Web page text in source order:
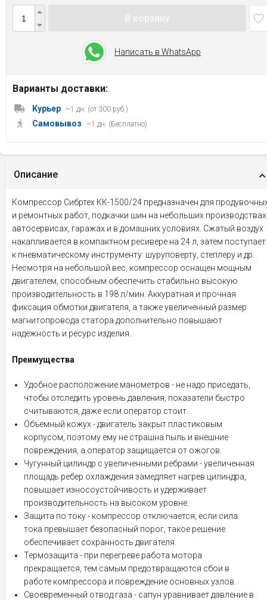
Написать в WhatsApp
Варианты доставки:
Курьер ~1 дн. (от 300 руб.)
Самовывоз ~1 дн. (Бесплатно)
Описание
Компрессор Сибртех КК-1500/24 предназначен для
и ремонтных работ, подкачки шин на небольших
автосервисах, гаражах и в домашних условиях. Сжатый воздух
накапливается в компактном ресивере на 24 л, затем поступает
к пневматическому инструменту: шуруповерту, степлеру и др.
Несмотря на небольшой вес, компрессор оснащен мощным
двигателем, способным обеспечить стабильно высокую
производительность в 198 л/мин. Аккуратная и прочная
фиксация обмотки двигателя, а также увеличенный размер
магнитопровода статора дополнительно повышают
надежность и ресурс изделия.
Преимущества
Удобное расположение манометров - не надо приседать,
чтобы отследить уровень давления, показатели быстро
считываются, даже если оператор стоит.
Объемный кожух - двигатель закрыт пластиковым
корпусом, поэтому ему не страшна пыль и внешние
повреждения, а оператор защищается от ожогов.
Чугунный цилиндр с увеличенными ребрами - увеличенная
площадь ребер охлаждения замедляет нагрев цилиндра,
повышает износоустойчивость и удерживает
производительность на высоком уровне.
Защита по току - компрессор отключается, если сила
тока превышает безопасный порог, такое решение
обеспечивает сохранность двигателя.
Термозащита - при перегреве работа мотора
прекращается, тем самым предотвращаются сбои в
работе компрессора и повреждение основных узлов.
Своевременный отвод газа - сапун уравнивает давление в